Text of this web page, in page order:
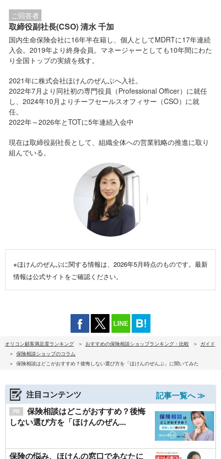
ご回答者
取締役副社長(CSO) 清水 千加
国内生命保険会社に16年半在籍し、個人としてMDRTに17年連続
入会。2019年より終身会員。マネージャーとしても10年間にわた
り全国トップの実績を残す。
2021年に株式会社ほけんのぜんぶへ入社。
2022年7月より同社初の専門役員（Professional Officer）に就任
し、2024年10月よりチーフセールスオフィサー（CSO）に就
任。
2022年～2026年とTOTに5年連続入会中
現在は取締役副社長として、組織全体への営業戦略の推進に取り
組んでいる。
※ほけんのぜんぶに関する情報は、2026年5月時点のものです。最新
情報は公式サイトをご確認ください。
オリコン顧客満足度ランキング おすすめの保険相談ショップランキング・比較
ガイド
保険相談ショップのコラム
保険相談はどこがおすすめ？後悔しない選び方を「ほけんのぜんぶ」に聞いてみた
注目コンテンツ
記事一覧へ ≫
保険相談はどこがおすすめ？後悔
しない選び方を「ほけんのぜん...
保険の悩み、ほけんの窓口であなたに